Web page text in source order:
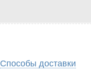
Способы доставки